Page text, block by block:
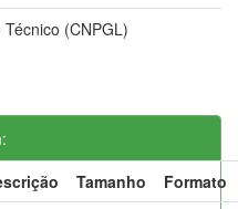
(CNPGL)
Tamanho
Formato